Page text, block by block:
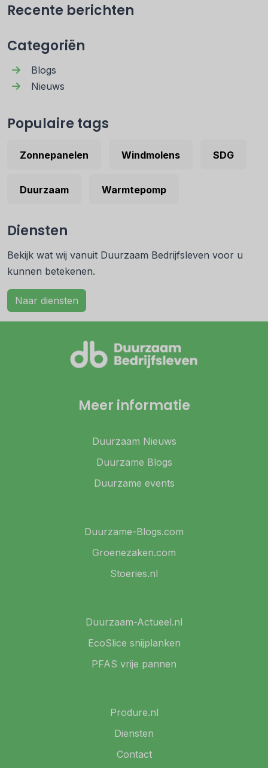
Recente berichten
Categoriën
Blogs
Nieuws
Populaire tags
Zonnepanelen Windmolens SDG
Duurzaam Warmtepomp
Diensten
Bekijk wat wij vanuit Duurzaam Bedrijfsleven voor u
kunnen betekenen.
Naar diensten
Meer informatie
Duurzaam Nieuws
Duurzame Blogs
Duurzame events
Duurzame-Blogs.com
Groenezaken.com
Stoeries.nl
Duurzaam-Actueel.nl
EcoSlice snijplanken
PFAS vrije pannen
Produre.nl
Diensten
Contact